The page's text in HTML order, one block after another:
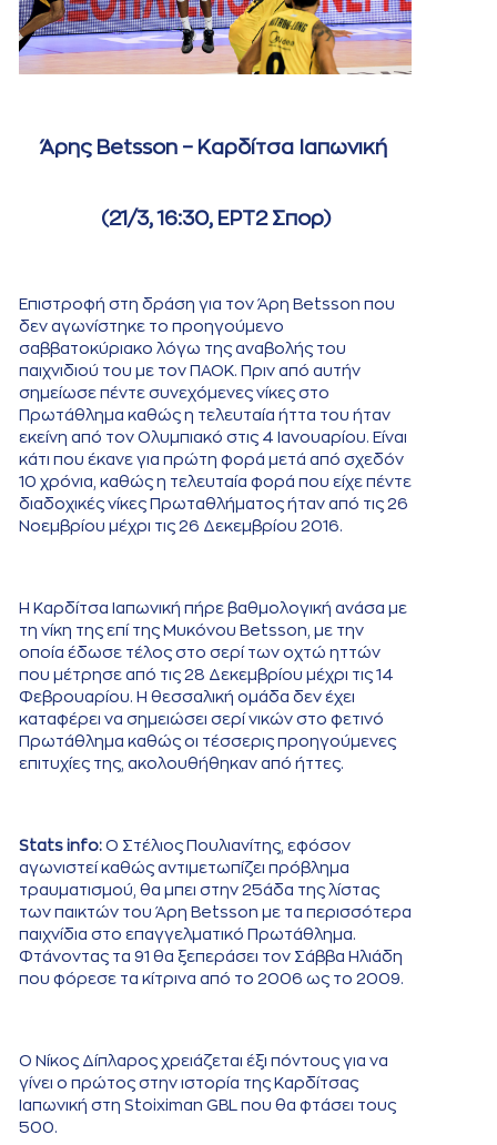
Άρης Betsson – Καρδίτσα Ιαπωνική
(21/3, 16:30, ΕΡΤ2 Σπορ)
Επιστροφή στη δράση για τον Άρη Betsson που
δεν αγωνίστηκε το προηγούμενο
σαββατοκύριακο λόγω της αναβολής του
παιχνιδιού του με τον ΠΑΟΚ. Πριν από αυτήν
σημείωσε πέντε συνεχόμενες νίκες στο
Πρωτάθλημα καθώς η τελευταία ήττα του ήταν
εκείνη από τον Ολυμπιακό στις 4 Ιανουαρίου. Είναι
κάτι που έκανε για πρώτη φορά μετά από σχεδόν
10 χρόνια, καθώς η τελευταία φορά που είχε πέντε
διαδοχικές νίκες Πρωταθλήματος ήταν από τις 26
Νοεμβρίου μέχρι τις 26 Δεκεμβρίου 2016.
Η Καρδίτσα Ιαπωνική πήρε βαθμολογική ανάσα με
τη νίκη της επί της Μυκόνου Betsson, με την
οποία έδωσε τέλος στο σερί των οχτώ ηττών
που μέτρησε από τις 28 Δεκεμβρίου μέχρι τις 14
Φεβρουαρίου. Η θεσσαλική ομάδα δεν έχει
καταφέρει να σημειώσει σερί νικών στο φετινό
Πρωτάθλημα καθώς οι τέσσερις προηγούμενες
επιτυχίες της, ακολουθήθηκαν από ήττες.
Stats info: Ο Στέλιος Πουλιανίτης, εφόσον
αγωνιστεί καθώς αντιμετωπίζει πρόβλημα
τραυματισμού, θα μπει στην 25άδα της λίστας
των παικτών του Άρη Betsson με τα περισσότερα
παιχνίδια στο επαγγελματικό Πρωτάθλημα.
Φτάνοντας τα 91 θα ξεπεράσει τον Σάββα Ηλιάδη
που φόρεσε τα κίτρινα από το 2006 ως το 2009.
Ο Νίκος Δίπλαρος χρειάζεται έξι πόντους για να
γίνει ο πρώτος στην ιστορία της Καρδίτσας
Ιαπωνική στη Stoiximan GBL που θα φτάσει τους
500.